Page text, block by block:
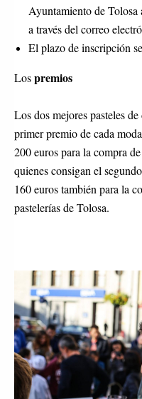
Ayuntamiento de
a través del correo
El plazo de inscripción
Lospremios
Los dos mejores pasteles
primer premio de cada
200 euros para la compra
quienes consigan el
160 euros también para la
pastelerías de Tolosa.